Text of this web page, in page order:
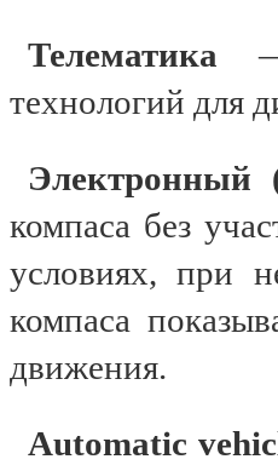
Телематика
технологий для
Электронный
компаса без
условиях, при
компаса
движения.
Automatic